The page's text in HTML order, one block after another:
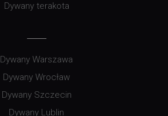
Dywany terakota
Dywany Warszawa
Dywany Wrocław
Dywany Szczecin
Dywany Lublin